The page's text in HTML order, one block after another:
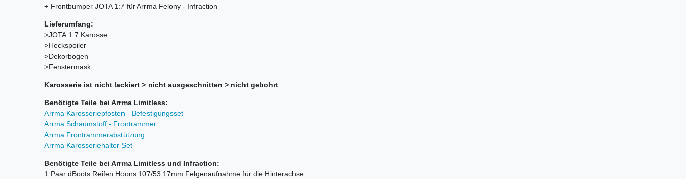
+ Frontbumper JOTA 1:7 für Arrma Felony - Infraction
Lieferumfang:
>JOTA 1:7 Karosse
>Heckspoiler
>Dekorbogen
>Fenstermask
Karosserie ist nicht lackiert > nicht ausgeschnitten > nicht gebohrt
Benötigte Teile bei Arrma Limitless:
Arrma Karosseriepfosten - Befestigungsset
Arrma Schaumstoff - Frontrammer
Arrma Frontrammerabstützung
Arrma Karosseriehalter Set
Benötigte Teile bei Arrma Limitless und Infraction:
1 Paar dBoots Reifen Hoons 107/53 17mm Felgenaufnahme für die Hinterachse